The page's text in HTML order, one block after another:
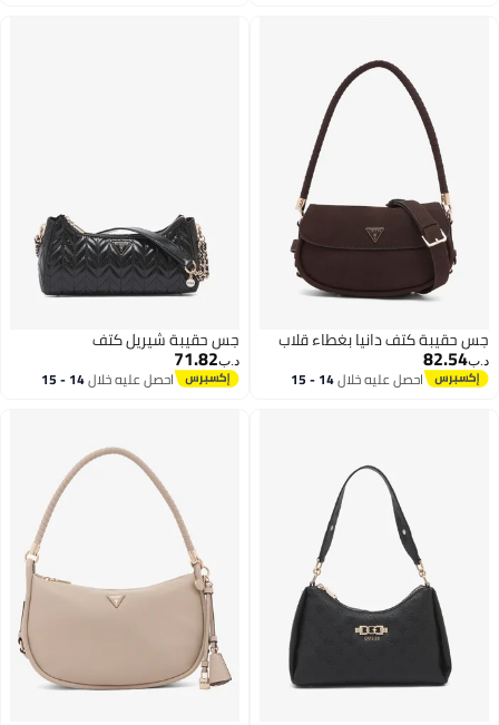
جس حقيبة كتف دانيا بغطاء قلاب
د.ب‏82.54
احصل عليه خلال 14 - 15
جس حقيبة شيريل كتف
د.ب‏71.82
احصل عليه خلال 14 - 15